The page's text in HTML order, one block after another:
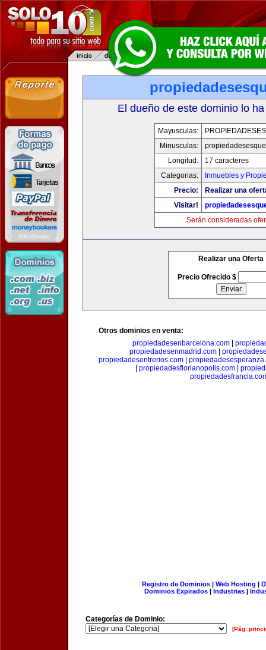
El dueño de este dominio lo
Mayusculas:
Minusculas:
Longitud:
17 caracteres
Categorias:
Inmuebles y
Precio:
Realizar una
Visitar!
Serán consideradas
Realizar una Oferta
Precio Ofrecido $
Otros dominios en venta:
propiedadesenbarcelona.com
propiedadesenmadrid.com
propiedadesentrerios.com
propiedadesflorianopolis.com
Registro de Dominios| Web Hosting |
Dominios Expirados | Industrias |
Categorías de Dominio:
[Pág.